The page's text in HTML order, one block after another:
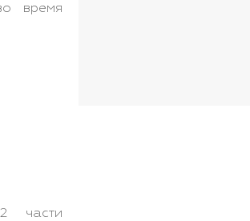
время
части